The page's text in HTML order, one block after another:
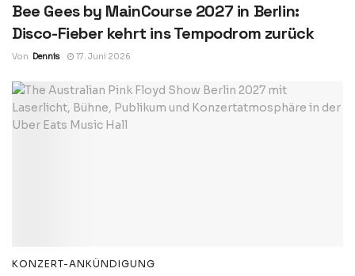
Bee Gees by MainCourse 2027 in Berlin:
Disco-Fieber kehrt ins Tempodrom zurück
Von Dennis 17. Juni 2026
KONZERT-ANKÜNDIGUNG